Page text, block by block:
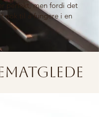
perfekt, men fordi det
nok til å fungere i en